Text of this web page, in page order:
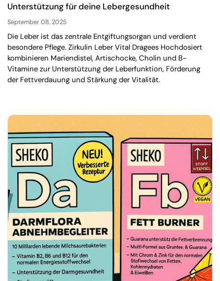
Unterstützung für deine Lebergesundheit
September 08, 2025
Die Leber ist das zentrale Entgiftungsorgan und verdient
besondere Pflege. Zirkulin Leber Vital Dragees Hochdosiert
kombinieren Mariendistel, Artischocke, Cholin und B-
Vitamine zur Unterstützung der Leberfunktion, Förderung
der Fettverdauung und Stärkung der Vitalität.